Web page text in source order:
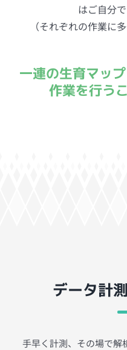
はご自分
（それぞれの作業に
一連の生育マッ
作業を行う
データ計
手早く計測、その場で解